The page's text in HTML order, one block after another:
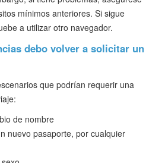
mínimos anteriores. Si sigue
a utilizar otro navegador.
debo volver a solicitar un
que podrían requerir una
de nombre
nuevo pasaporte, por cualquier